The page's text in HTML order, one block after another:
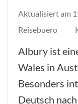
Aktualisiert am
Reisebuero
Albury ist
Wales in
Besonders
Deutsch